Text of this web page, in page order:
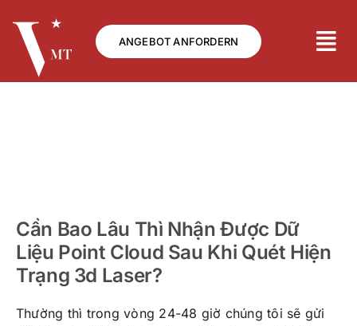
content
ANGEBOT ANFORDERN
Cần Bao Lâu Thì Nhận Được Dữ
Liệu Point Cloud Sau Khi Quét Hiện
Trạng 3d Laser?
Thường thì trong vòng 24-48 giờ chúng tôi sẽ gửi